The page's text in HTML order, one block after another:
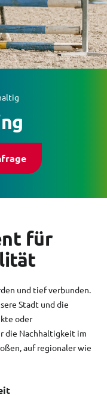
für
und tief verbunden.
Stadt und die
oder
die Nachhaltigkeit im
auf regionaler wie
Zeilenabstand
Graustufen
Großer
Links
Animationen
Hoher Kontrast